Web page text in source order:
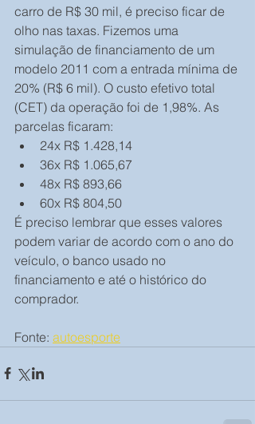
carro de R$ 30 mil, é preciso ficar de
olho nas taxas. Fizemos uma
simulação de financiamento de um
modelo 2011 com a entrada mínima de
20% (R$ 6 mil). O custo efetivo total
(CET) da operação foi de 1,98%. As
parcelas ficaram:
24x R$ 1.428,14
36x R$ 1.065,67
48x R$ 893,66
60x R$ 804,50
É preciso lembrar que esses valores
podem variar de acordo com o ano do
veículo, o banco usado no
financiamento e até o histórico do
comprador.
Fonte: autoesporte